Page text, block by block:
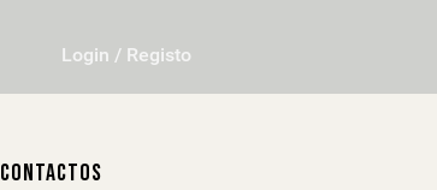
Login / Registo
CONTACTOS